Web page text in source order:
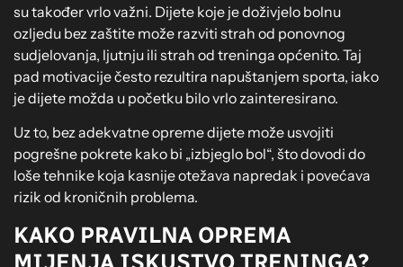
su također vrlo važni. Dijete koje je doživjelo bolnu
ozljedu bez zaštite može razviti strah od ponovnog
sudjelovanja, ljutnju ili strah od treninga općenito. Taj
pad motivacije često rezultira napuštanjem sporta, iako
je dijete možda u početku bilo vrlo zainteresirano.
Uz to, bez adekvatne opreme dijete može usvojiti
pogrešne pokrete kako bi „izbjeglo bol“, što dovodi do
loše tehnike koja kasnije otežava napredak i povećava
rizik od kroničnih problema.
KAKO PRAVILNA OPREMA
MIJENJA ISKUSTVO TRENINGA?